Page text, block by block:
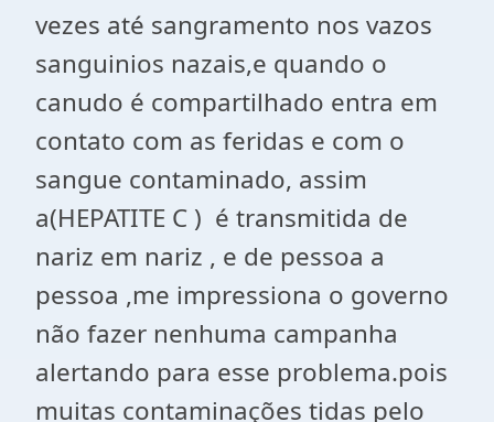
vezes até sangramento nos vazos
sanguinios nazais,e quando o
canudo é compartilhado entra em
contato com as feridas e com o
sangue contaminado, assim
a(HEPATITE C ) é transmitida de
nariz em nariz , e de pessoa a
pessoa ,me impressiona o governo
não fazer nenhuma campanha
alertando para esse problema.pois
muitas contaminações tidas pelo